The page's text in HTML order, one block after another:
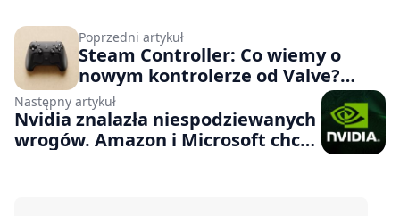
Poprzedni artykuł
Steam Controller: Co wiemy o
nowym kontrolerze od Valve?
Panele dotykowe, tylne przyciski i
magnetyczne drążki to jedynie
początek
Następny artykuł
Nvidia znalazła niespodziewanych
wrogów. Amazon i Microsoft chcą